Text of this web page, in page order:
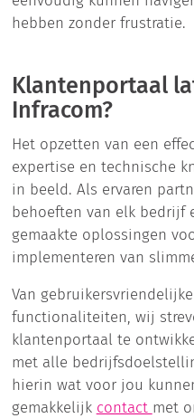
hebben zonder frustratie.
Klantenportaal
Infracom?
Het opzetten van een
expertise en technische
in beeld. Als ervaren
behoeften van elk bedrijf
gemaakte oplossingen
implementeren van
Van
functionaliteiten, wij
klantenportaal te
met alle
hierin wat voor jou
gemakkelijk contact met